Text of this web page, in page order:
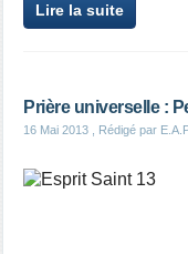
Lire la suite
Prière universelle :
16 Mai 2013 , Rédigé par